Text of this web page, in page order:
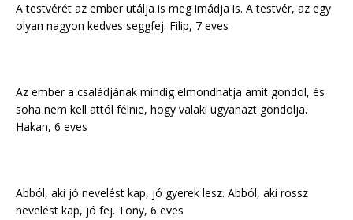
A testvérét az ember utálja is meg imádja is. A testvér, az egy
olyan nagyon kedves seggfej. Filip, 7 eves
Az ember a családjának mindig elmondhatja amit gondol, és
soha nem kell attól félnie, hogy valaki ugyanazt gondolja.
Hakan, 6 eves
Abból, aki jó nevelést kap, jó gyerek lesz. Abból, aki rossz
nevelést kap, jó fej. Tony, 6 eves